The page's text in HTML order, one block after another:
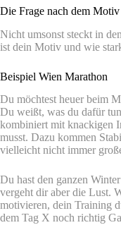
Die Frage nach dem Motiv
Nicht umsonst steckt in
ist dein Motiv und wie
Beispiel Wien Marathon
Du möchtest heuer beim
Du weißt, was du dafür
kombiniert mit knackigen
musst. Dazu kommen
vielleicht nicht immer
Du hast den ganzen
vergeht dir aber die Lust.
motivieren, dein Training
dem Tag X noch richtig